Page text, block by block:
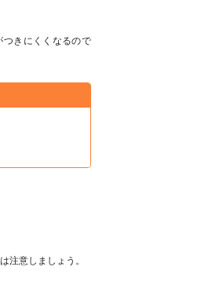
つきにくくなるので
注意しましょう。